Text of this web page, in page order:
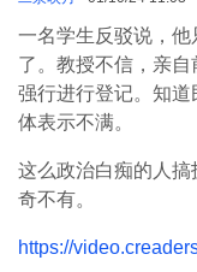
一名学生反驳说，
了。教授不信，亲
强行进行登记。知
体表示不满。
这么政治白痴的人
奇不有。
https://